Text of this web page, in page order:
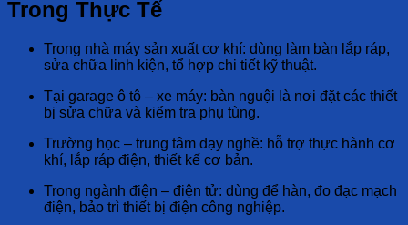
Trong Thực Tế
Trong nhà máy sản xuất cơ khí: dùng làm bàn lắp ráp,
sửa chữa linh kiện, tổ hợp chi tiết kỹ thuật.
Tại garage ô tô – xe máy: bàn nguội là nơi đặt các thiết
bị sửa chữa và kiểm tra phụ tùng.
Trường học – trung tâm dạy nghề: hỗ trợ thực hành cơ
khí, lắp ráp điện, thiết kế cơ bản.
Trong ngành điện – điện tử: dùng để hàn, đo đạc mạch
điện, bảo trì thiết bị điện công nghiệp.